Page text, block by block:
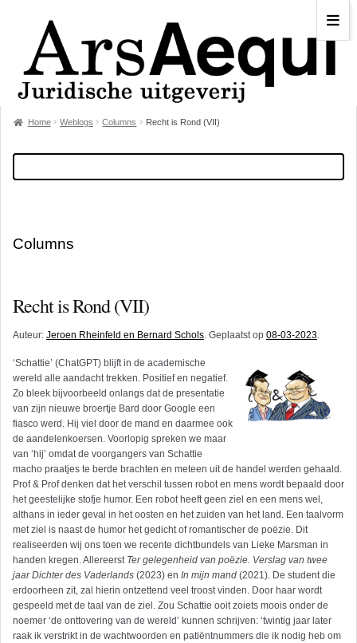
Home Weblogs Columns Recht is Rond (VII)
Columns
Recht is Rond (VII)
Auteur: Jeroen Rheinfeld en Bernard Schols. Geplaatst op 08-03-2023.
‘Schattie’ (ChatGPT) blijft in de academische
wereld alle aandacht trekken. Positief en negatief.
Zo bleek bijvoorbeeld onlangs dat de presentatie
van zijn nieuwe broertje Bard door Google een
fiasco werd. Hij viel door de mand en daarmee ook
de aandelenkoersen. Voorlopig spreken we maar
van ‘hij’ omdat de voorgangers van Schattie
macho praatjes te berde brachten en meteen uit de handel werden gehaald.
Prof & Prof denken dat het verschil tussen robot en mens wordt bepaald door
het geestelijke stofje humor. Een robot heeft geen ziel en een mens wel,
althans in ieder geval in het oosten en het zuiden van het land. Een taalvorm
met ziel is naast de humor het gedicht of romantischer de poëzie. Dit
realiseerden wij ons toen we recente dichtbundels van Lieke Marsman in
handen kregen. Allereerst Ter gelegenheid van poëzie. Verslag van twee
jaar Dichter des Vaderlands (2023) en In mijn mand (2021). De student die
erdoorheen zit, zal hierin ontzettend veel troost vinden. Door haar wordt
gespeeld met de taal van de ziel. Zou Schattie ooit zoiets moois onder de
noemer ‘de onttovering van de wereld’ kunnen schrijven: ‘twintig jaar later
raak ik verstrikt in de wachtwoorden en patiëntnummers die ik nodig heb om